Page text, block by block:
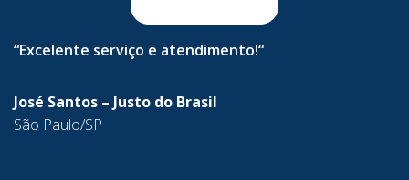
“Excelente serviço e atendimento!“
José Santos – Justo do Brasil
São Paulo/SP